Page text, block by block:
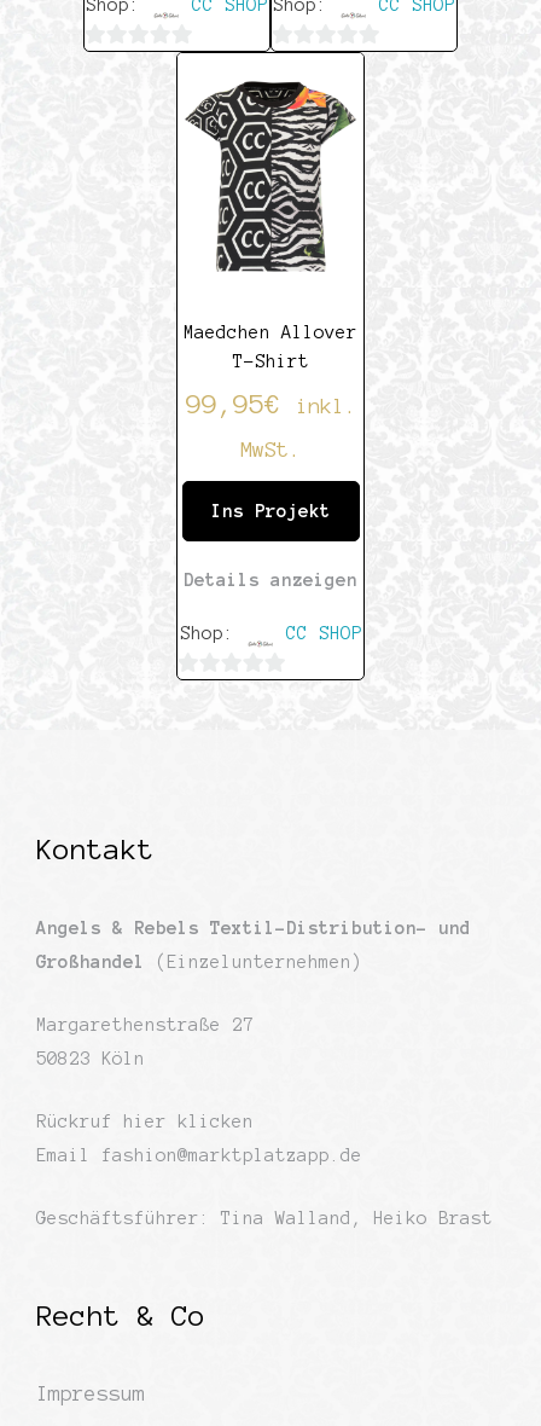
Shop: CC SHOP Shop: CC SHOP
von
5
Maedchen Allover
T-Shirt
99,95€
inkl.
MwSt.
Ins Projekt
Details anzeigen
Shop: CC SHOP
Kontakt
Angels & Rebels Textil-Distribution- und
Großhandel
(Einzelunternehmen)
Margarethenstraße 27
50823 Köln
Rückruf
hier klicken
Email fashion@marktplatzapp.de
Geschäftsführer: Tina Walland, Heiko Brast
Recht & Co
Impressum